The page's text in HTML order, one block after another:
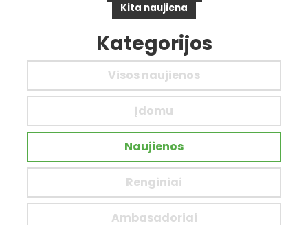
Kita naujiena
Kategorijos
Visos naujienos
Įdomu
Naujienos
Renginiai
Ambasadoriai